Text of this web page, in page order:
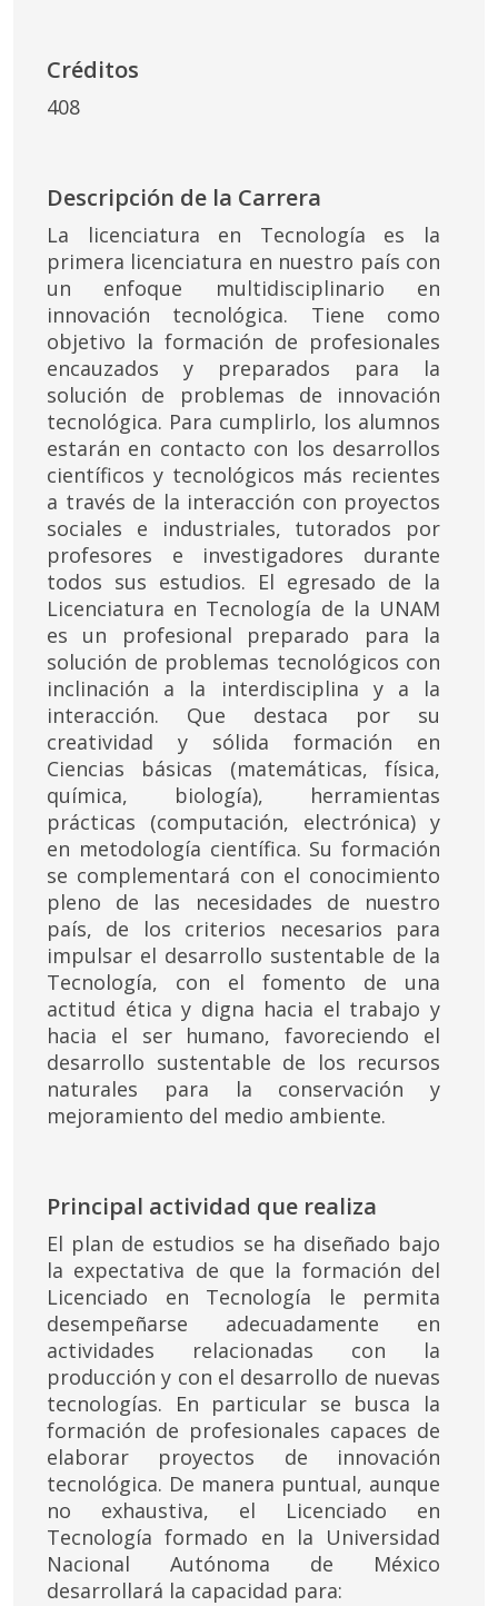
Créditos
408
Descripción de la Carrera
La licenciatura en Tecnología es la
primera licenciatura en nuestro país con
un enfoque multidisciplinario en
innovación tecnológica. Tiene como
objetivo la formación de profesionales
encauzados y preparados para la
solución de problemas de innovación
tecnológica. Para cumplirlo, los alumnos
estarán en contacto con los desarrollos
científicos y tecnológicos más recientes
a través de la interacción con proyectos
sociales e industriales, tutorados por
profesores e investigadores durante
todos sus estudios. El egresado de la
Licenciatura en Tecnología de la UNAM
es un profesional preparado para la
solución de problemas tecnológicos con
inclinación a la interdisciplina y a la
interacción. Que destaca por su
creatividad y sólida formación en
Ciencias básicas (matemáticas, física,
química, biología), herramientas
prácticas (computación, electrónica) y
en metodología científica. Su formación
se complementará con el conocimiento
pleno de las necesidades de nuestro
país, de los criterios necesarios para
impulsar el desarrollo sustentable de la
Tecnología, con el fomento de una
actitud ética y digna hacia el trabajo y
hacia el ser humano, favoreciendo el
desarrollo sustentable de los recursos
naturales para la conservación y
mejoramiento del medio ambiente.
Principal actividad que realiza
El plan de estudios se ha diseñado bajo
la expectativa de que la formación del
Licenciado en Tecnología le permita
desempeñarse adecuadamente en
actividades relacionadas con la
producción y con el desarrollo de nuevas
tecnologías. En particular se busca la
formación de profesionales capaces de
elaborar proyectos de innovación
tecnológica. De manera puntual, aunque
no exhaustiva, el Licenciado en
Tecnología formado en la Universidad
Nacional Autónoma de México
desarrollará la capacidad para: